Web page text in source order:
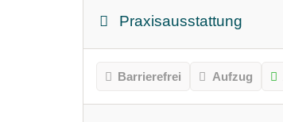
Praxisausstattung
Barrierefrei Aufzug